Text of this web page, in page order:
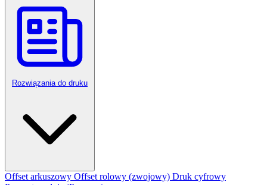
Rozwiązania do druku
Offset arkuszowy Offset rolowy (zwojowy) Druk cyfrowy